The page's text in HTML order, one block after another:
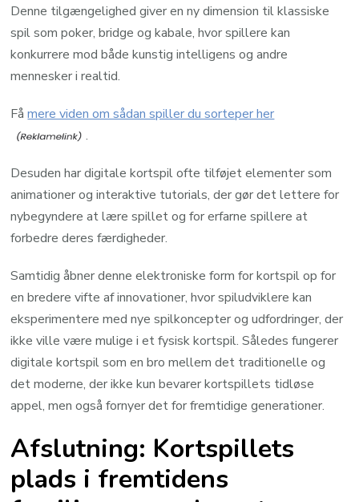
Denne tilgængelighed giver en ny dimension til klassiske
spil som poker, bridge og kabale, hvor spillere kan
konkurrere mod både kunstig intelligens og andre
mennesker i realtid.
Fåmere viden om sådan spiller du sorteper her
.
Desuden har digitale kortspil ofte tilføjet elementer som
animationer og interaktive tutorials, der gør det lettere for
nybegyndere at lære spillet og for erfarne spillere at
forbedre deres færdigheder.
Samtidig åbner denne elektroniske form for kortspil op for
en bredere vifte af innovationer, hvor spiludviklere kan
eksperimentere med nye spilkoncepter og udfordringer, der
ikke ville være mulige i et fysisk kortspil. Således fungerer
digitale kortspil som en bro mellem det traditionelle og
det moderne, der ikke kun bevarer kortspillets tidløse
appel, men også fornyer det for fremtidige generationer.
Afslutning: Kortspillets
plads i fremtidens